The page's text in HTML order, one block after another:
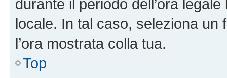
durante il periodo dell’ora
locale. In tal caso, seleziona
l’ora mostrata colla tua.
Top